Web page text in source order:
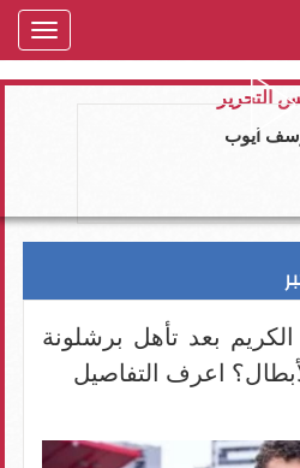
التحرير
ايوب
بعد تأهل برشلونة
اعرف التفاصيل